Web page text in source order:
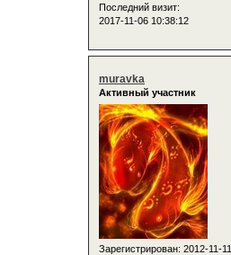
Последний визит:
2017-11-06 10:38:12
muravka
Активный участник
Зарегистрирован: 2012-11-11